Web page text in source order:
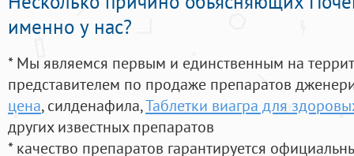
именно у нас?
* Мы являемся первым и единственным на
представителем по продаже препаратов
цена, силденафила,Таблетки виагра для
других известных препаратов
* качество препаратов гарантируется